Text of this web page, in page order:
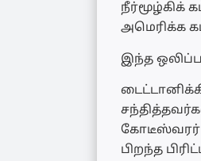
நீர்மூழ்கிக்
அமெரிக்க
இந்த
கோடீஸ்வரர்
பிறந்த